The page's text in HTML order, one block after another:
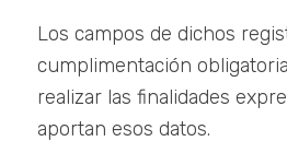
Los campos de dichos
cumplimentación
realizar las finalidades
aportan esos datos.